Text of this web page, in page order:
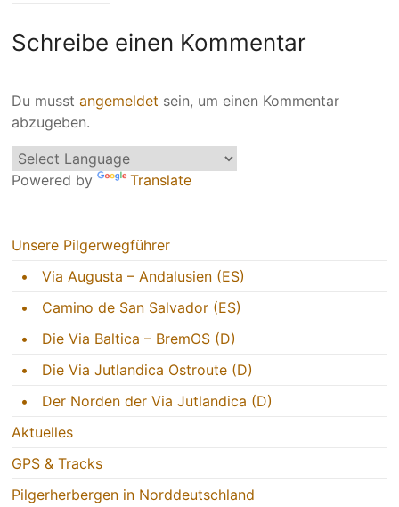
Schreibe einen Kommentar
Du musstangemeldet sein, um einen Kommentar
abzugeben.
Powered by Translate
Unsere Pilgerwegführer
• Via Augusta – Andalusien (ES)
• Camino de San Salvador (ES)
• Die Via Baltica – BremOS (D)
• Die Via Jutlandica Ostroute (D)
• Der Norden der Via Jutlandica (D)
Aktuelles
GPS & Tracks
Pilgerherbergen in Norddeutschland